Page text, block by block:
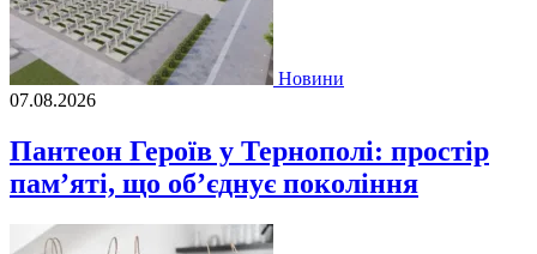
Новини
07.08.2026
Пантеон Героїв у Тернополі: простір
пам’яті, що об’єднує покоління